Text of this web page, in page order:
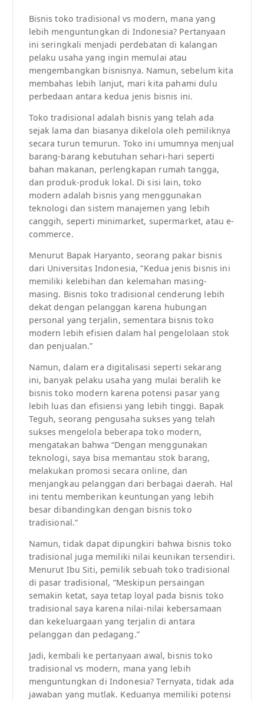
Bisnis toko tradisional vs modern, mana yang
lebih menguntungkan di Indonesia? Pertanyaan
ini seringkali menjadi perdebatan di kalangan
pelaku usaha yang ingin memulai atau
mengembangkan bisnisnya. Namun, sebelum kita
membahas lebih lanjut, mari kita pahami dulu
perbedaan antara kedua jenis bisnis ini.
Toko tradisional adalah bisnis yang telah ada
sejak lama dan biasanya dikelola oleh pemiliknya
secara turun temurun. Toko ini umumnya menjual
barang-barang kebutuhan sehari-hari seperti
bahan makanan, perlengkapan rumah tangga,
dan produk-produk lokal. Di sisi lain, toko
modern adalah bisnis yang menggunakan
teknologi dan sistem manajemen yang lebih
canggih, seperti minimarket, supermarket, atau e-
commerce.
Menurut Bapak Haryanto, seorang pakar bisnis
dari Universitas Indonesia, “Kedua jenis bisnis ini
memiliki kelebihan dan kelemahan masing-
masing. Bisnis toko tradisional cenderung lebih
dekat dengan pelanggan karena hubungan
personal yang terjalin, sementara bisnis toko
modern lebih efisien dalam hal pengelolaan stok
dan penjualan.”
Namun, dalam era digitalisasi seperti sekarang
ini, banyak pelaku usaha yang mulai beralih ke
bisnis toko modern karena potensi pasar yang
lebih luas dan efisiensi yang lebih tinggi. Bapak
Teguh, seorang pengusaha sukses yang telah
sukses mengelola beberapa toko modern,
mengatakan bahwa “Dengan menggunakan
teknologi, saya bisa memantau stok barang,
melakukan promosi secara online, dan
menjangkau pelanggan dari berbagai daerah. Hal
ini tentu memberikan keuntungan yang lebih
besar dibandingkan dengan bisnis toko
tradisional.”
Namun, tidak dapat dipungkiri bahwa bisnis toko
tradisional juga memiliki nilai keunikan tersendiri.
Menurut Ibu Siti, pemilik sebuah toko tradisional
di pasar tradisional, “Meskipun persaingan
semakin ketat, saya tetap loyal pada bisnis toko
tradisional saya karena nilai-nilai kebersamaan
dan kekeluargaan yang terjalin di antara
pelanggan dan pedagang.”
Jadi, kembali ke pertanyaan awal, bisnis toko
tradisional vs modern, mana yang lebih
menguntungkan di Indonesia? Ternyata, tidak ada
jawaban yang mutlak. Keduanya memiliki potensi